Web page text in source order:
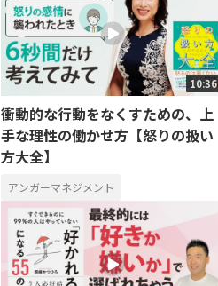
10:36
衝動的な行動をなくすための、上
手な理性の働かせ方【怒りの扱い
方大全】
アンガーマネジメント